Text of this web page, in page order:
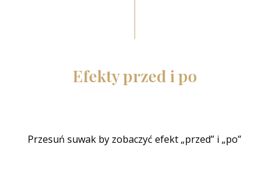
Efekty przed i po
Przesuń suwak by zobaczyć efekt „przed” i „po”